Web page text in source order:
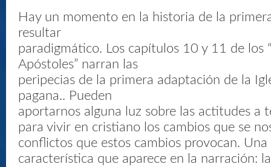
Hay un momento en la historia de la
resultar
paradigmático. Los capítulos 10 y 11 de los
Apóstoles” narran las
peripecias de la primera adaptación de la
pagana.. Pueden
aportarnos alguna luz sobre las actitudes a
para vivir en cristiano los cambios que se
conflictos que estos cambios provocan.
característica que aparece en la narración: